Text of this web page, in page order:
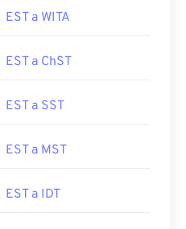
EST a WITA
EST a ChST
EST a SST
EST a MST
EST a IDT